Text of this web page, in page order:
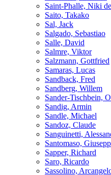
Saint-Phalle, Niki de
Saito, Takako
Sal, Jack
Salgado, Sebastiao
Salle, David
Salmre, Viktor
Salzmann, Gottfried
Samaras, Lucas
Sandback, Fred
Sandberg, Willem
Sander-Tischbein,
Sandig, Armin
Sandle, Michael
Sandoz, Claude
Sanguinetti,
Santomaso,
Sapper, Richard
Saro, Ricardo
Sassolino,